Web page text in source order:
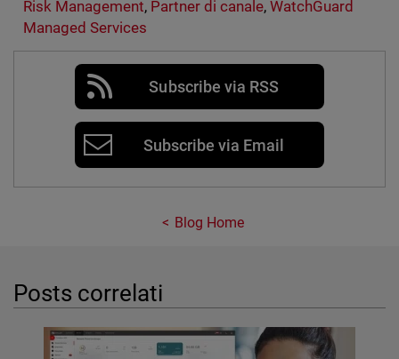
Risk Management, Partner di canale,WatchGuard
Managed Services
Subscribe via RSS
Subscribe via Email
Blog Home
Posts correlati